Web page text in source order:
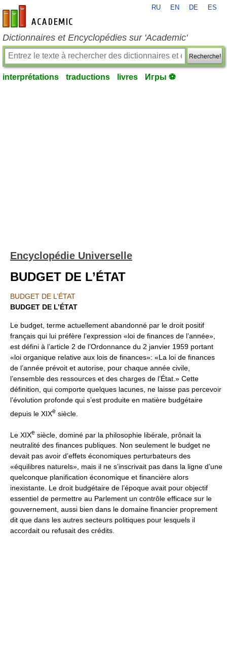
fr-academic.com
RU EN DE ES
Dictionnaires et Encyclopédies sur 'Academic'
Recherche!
interprétations traductions livres Игры ⚽
Encyclopédie Universelle
BUDGET DE L’ÉTAT
BUDGET DE L’ÉTAT
BUDGET DE L’ÉTAT
Le budget, terme actuellement abandonné par le droit positif
français qui lui préfère l’expression «loi de finances de l’année»,
est défini à l’article 2 de l’Ordonnance du 2 janvier 1959 portant
«loi organique relative aux lois de finances»: «La loi de finances
de l’année prévoit et autorise, pour chaque année civile,
l’ensemble des ressources et des charges de l’État.» Cette
définition, qui comporte quelques lacunes, ne laisse pas percevoir
l’évolution profonde qui s’est produite en matière budgétaire
depuis le XIXe siècle.
Le XIXe siècle, dominé par la philosophie libérale, prônait la
neutralité des finances publiques. Non seulement le budget ne
devait pas avoir d’effets économiques perturbateurs des
«équilibres naturels», mais il ne s’inscrivait pas dans la ligne d’une
quelconque planification économique et financière alors
inexistante. Le droit budgétaire de l’époque avait pour objectif
essentiel de permettre au Parlement un contrôle efficace sur le
gouvernement, aussi bien dans le domaine financier proprement
dit que dans les autres secteurs politiques pour lesquels il
accordait ou refusait des crédits.